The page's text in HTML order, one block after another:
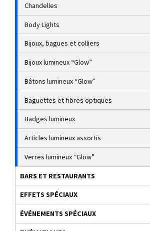
Chandelles
Body Lights
Bijoux, bagues et colliers
Bijoux lumineux “Glow”
Bâtons lumineux “Glow”
Baguettes et fibres optiques
Badges lumineux
Articles lumineux assortis
Verres lumineux “Glow”
BARS ET RESTAURANTS
EFFETS SPÉCIAUX
ÉVÉNEMENTS SPÉCIAUX